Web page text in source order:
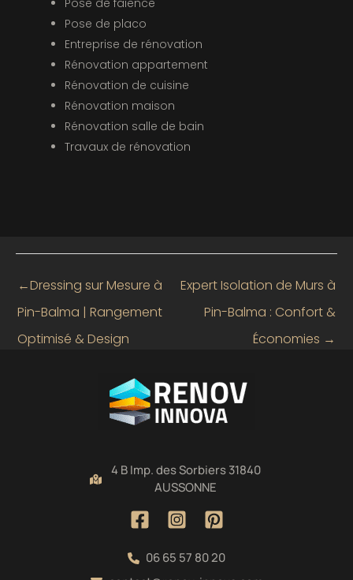
Pose de faïence
Pose de placo
Entreprise de rénovation
Rénovation appartement
Rénovation de cuisine
Rénovation maison
Rénovation salle de bain
Travaux de rénovation
←Dressing sur Mesure à
Pin-Balma | Rangement
Optimisé & Design
Expert Isolation de Murs à
Pin-Balma : Confort &
Économies →
4 B Imp. des Sorbiers 31840
AUSSONNE
06 65 57 80 20